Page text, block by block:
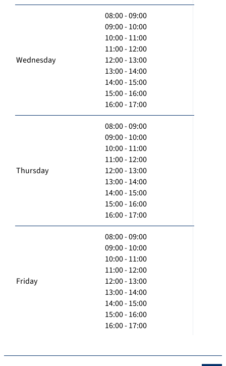
Wednesday
08:00 - 09:00
09:00 - 10:00
10:00 - 11:00
11:00 - 12:00
12:00 - 13:00
13:00 - 14:00
14:00 - 15:00
15:00 - 16:00
16:00 - 17:00
Thursday
08:00 - 09:00
09:00 - 10:00
10:00 - 11:00
11:00 - 12:00
12:00 - 13:00
13:00 - 14:00
14:00 - 15:00
15:00 - 16:00
16:00 - 17:00
Friday
08:00 - 09:00
09:00 - 10:00
10:00 - 11:00
11:00 - 12:00
12:00 - 13:00
13:00 - 14:00
14:00 - 15:00
15:00 - 16:00
16:00 - 17:00